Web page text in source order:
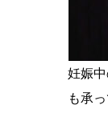
妊娠
も承